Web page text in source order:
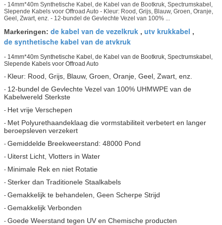
- 14mm*40m Synthetische Kabel, de Kabel van de Bootkruk, Spectrumskabel,
Slepende Kabels voor Offroad Auto - Kleur: Rood, Grijs, Blauw, Groen, Oranje,
Geel, Zwart, enz. - 12-bundel de Gevlechte Vezel van 100% ...
Markeringen: de kabel van de vezelkruk , utv krukkabel ,
de synthetische kabel van de atvkruk
- 14mm*40m Synthetische Kabel, de Kabel van de Bootkruk, Spectrumskabel,
Slepende Kabels voor Offroad Auto
- Kleur: Rood, Grijs, Blauw, Groen, Oranje, Geel, Zwart, enz.
- 12-bundel de Gevlechte Vezel van 100% UHMWPE van de
Kabelwereld Sterkste
- Het vrije Verschepen
- Met Polyurethaandeklaag die vormstabiliteit verbetert en langer
beroepsleven verzekert
- Gemiddelde Breekweerstand: 48000 Pond
- Uiterst Licht, Vlotters in Water
- Minimale Rek en niet Rotatie
- Sterker dan Traditionele Staalkabels
- Gemakkelijk te behandelen, Geen Scherpe Strijd
- Gemakkelijk Verbonden
- Goede Weerstand tegen UV en Chemische producten